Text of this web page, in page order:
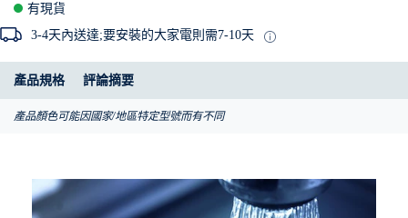
有現貨
3-4天內送達;要安裝的大家電則需7-10天
產品規格 評論摘要
產品顏色可能因國家/地區特定型號而有不同